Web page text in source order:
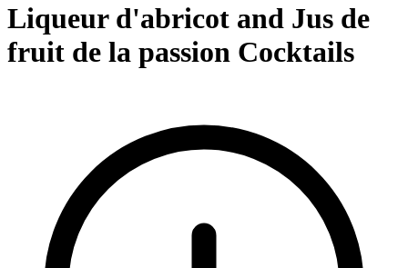
Liqueur d'abricot and Jus de
fruit de la passion Cocktails